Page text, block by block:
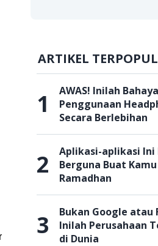
ARTIKEL
1
AWAS! Inilah Bahaya
Penggunaan
Secara Berlebihan
2
Aplikasi-aplikasi Ini
Berguna Buat
Ramadhan
3
Bukan Google atau
Inilah Perusahaan
di Dunia